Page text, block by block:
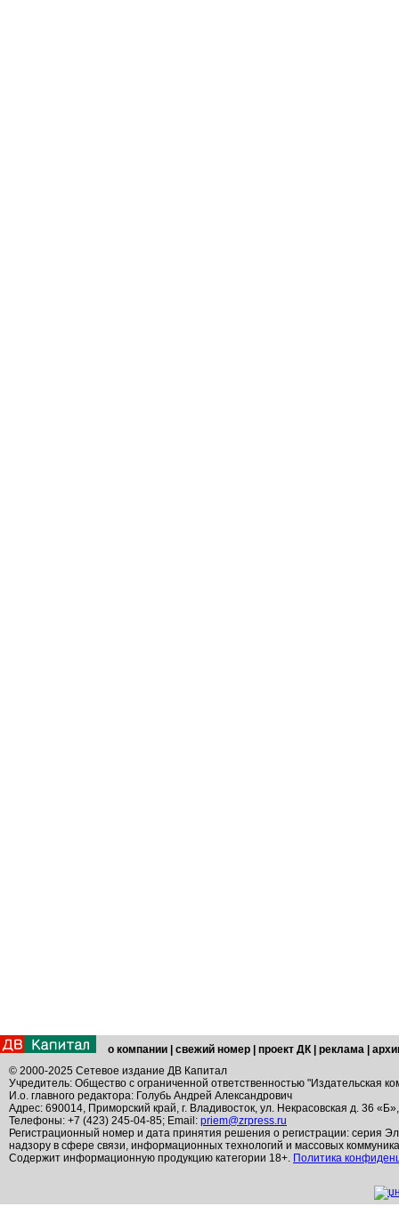
о компании свежий номер проект ДК реклама
© 2000-2025 Сетевое издание ДВ Капитал
Учредитель: Общество с ограниченной ответственностью "Издательская
И.о. главного редактора: Голубь Андрей Александрович
Адрес: 690014, Приморский край, г. Владивосток, ул. Некрасовская д. 36
Телефоны: +7 (423) 245-04-85; Email: priem@zrpress.ru
Регистрационный номер и дата принятия решения о регистрации: серия
надзору в сфере связи, информационных технологий и массовых
Содержит информационную продукцию категории 18+. Политика